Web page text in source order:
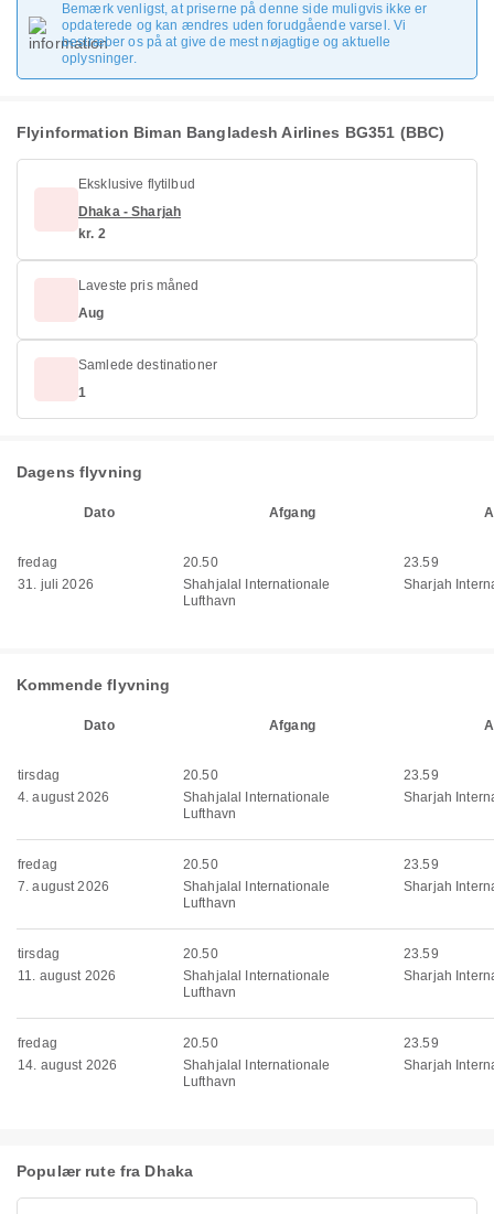
Bemærk venligst, at priserne på denne side muligvis ikke er
opdaterede og kan ændres uden forudgående varsel. Vi
bestræber os på at give de mest nøjagtige og aktuelle
oplysninger.
Flyinformation Biman Bangladesh Airlines BG351 (BBC)
Eksklusive flytilbud
Dhaka - Sharjah
kr. 2
Laveste pris måned
Aug
Samlede destinationer
1
Dagens flyvning
Dato Afgang
fredag
31. juli 2026
20.50
Shahjalal Internationale
Lufthavn
23.59
Sharjah
Kommende flyvning
Dato Afgang
tirsdag
4. august 2026
20.50
Shahjalal Internationale
Lufthavn
23.59
Sharjah
fredag
7. august 2026
20.50
Shahjalal Internationale
Lufthavn
23.59
Sharjah
tirsdag
11. august 2026
20.50
Shahjalal Internationale
Lufthavn
23.59
Sharjah
fredag
14. august 2026
20.50
Shahjalal Internationale
Lufthavn
23.59
Sharjah
Populær rute fra Dhaka